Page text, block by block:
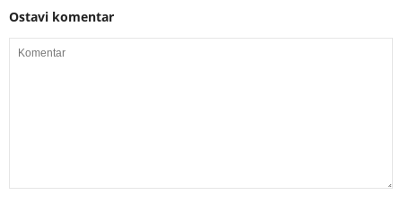
Ostavi komentar